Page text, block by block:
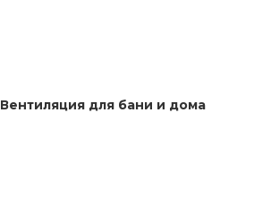
Вентиляция для бани и дома